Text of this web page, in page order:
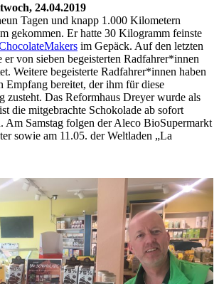
24.04.2019
Tagen und knapp 1.000 Kilometern
gekommen. Er hatte 30 Kilogramm feinste
im Gepäck. Auf den letzten
von sieben begeisterten Radfahrer*innen
Weitere begeisterte Radfahrer*innen haben
Empfang bereitet, der ihm für diese
zusteht. Das Reformhaus Dreyer wurde als
die mitgebrachte Schokolade ab sofort
Am Samstag folgen der Aleco BioSupermarkt
sowie am 11.05. der Weltladen „La